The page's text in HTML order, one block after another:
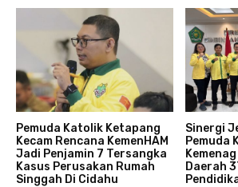
Pemuda Katolik Ketapang
Kecam Rencana KemenHAM
Jadi Penjamin 7 Tersangka
Kasus Perusakan Rumah
Singgah Di Cidahu
Sinergi
Pemuda
Daerah